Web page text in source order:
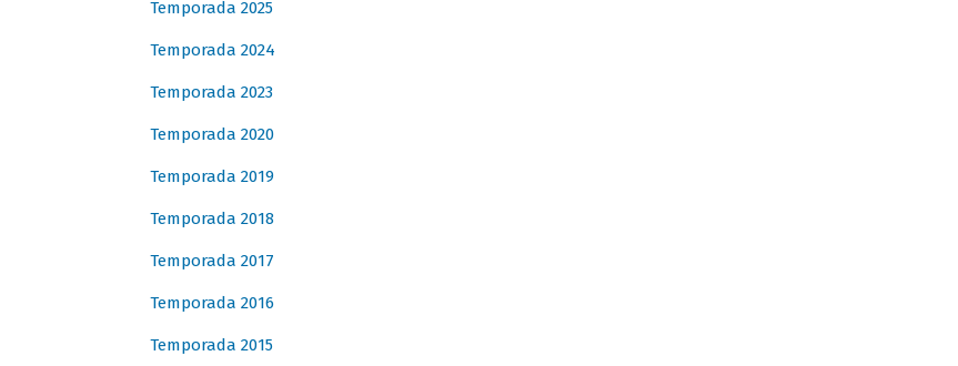
Temporada 2025
Temporada 2024
Temporada 2023
Temporada 2020
Temporada 2019
Temporada 2018
Temporada 2017
Temporada 2016
Temporada 2015